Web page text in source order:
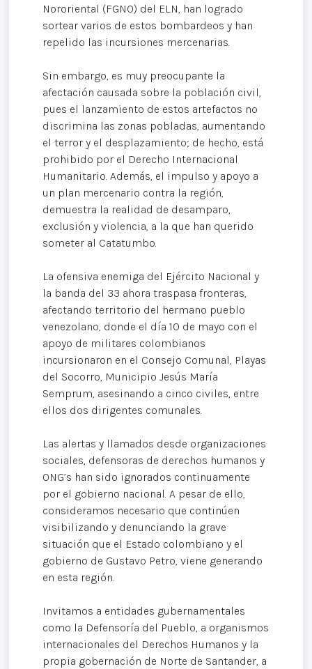
Nororiental (FGNO) del ELN, han logrado
sortear varios de estos bombardeos y han
repelido las incursiones mercenarias.
Sin embargo, es muy preocupante la
afectación causada sobre la población civil,
pues el lanzamiento de estos artefactos no
discrimina las zonas pobladas, aumentando
el terror y el desplazamiento; de hecho, está
prohibido por el Derecho Internacional
Humanitario. Además, el impulso y apoyo a
un plan mercenario contra la región,
demuestra la realidad de desamparo,
exclusión y violencia, a la que han querido
someter al Catatumbo.
La ofensiva enemiga del Ejército Nacional y
la banda del 33 ahora traspasa fronteras,
afectando territorio del hermano pueblo
venezolano, donde el día 10 de mayo con el
apoyo de militares colombianos
incursionaron en el Consejo Comunal, Playas
del Socorro, Municipio Jesús María
Semprum, asesinando a cinco civiles, entre
ellos dos dirigentes comunales.
Las alertas y llamados desde organizaciones
sociales, defensoras de derechos humanos y
ONG’s han sido ignorados continuamente
por el gobierno nacional. A pesar de ello,
consideramos necesario que continúen
visibilizando y denunciando la grave
situación que el Estado colombiano y el
gobierno de Gustavo Petro, viene generando
en esta región.
Invitamos a entidades gubernamentales
como la Defensoría del Pueblo, a organismos
internacionales del Derechos Humanos y la
propia gobernación de Norte de Santander, a